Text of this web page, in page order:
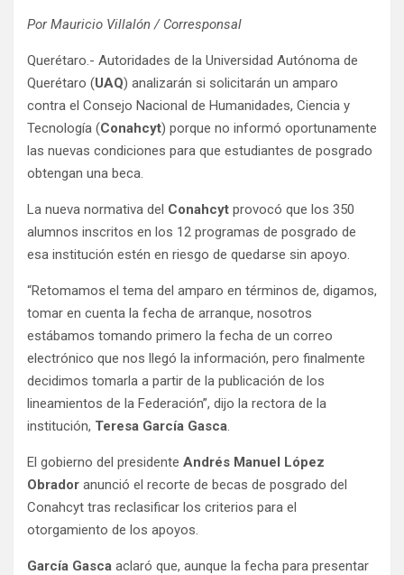
Por Mauricio Villalón / Corresponsal
Querétaro.- Autoridades de la Universidad Autónoma de
Querétaro (UAQ) analizarán si solicitarán un amparo
contra el Consejo Nacional de Humanidades, Ciencia y
Tecnología (Conahcyt) porque no informó oportunamente
las nuevas condiciones para que estudiantes de posgrado
obtengan una beca.
La nueva normativa del Conahcyt provocó que los 350
alumnos inscritos en los 12 programas de posgrado de
esa institución estén en riesgo de quedarse sin apoyo.
“Retomamos el tema del amparo en términos de, digamos,
tomar en cuenta la fecha de arranque, nosotros
estábamos tomando primero la fecha de un correo
electrónico que nos llegó la información, pero finalmente
decidimos tomarla a partir de la publicación de los
lineamientos de la Federación”, dijo la rectora de la
institución, Teresa García Gasca.
El gobierno del presidente Andrés Manuel López
Obrador anunció el recorte de becas de posgrado del
Conahcyt tras reclasificar los criterios para el
otorgamiento de los apoyos.
García Gasca aclaró que, aunque la fecha para presentar